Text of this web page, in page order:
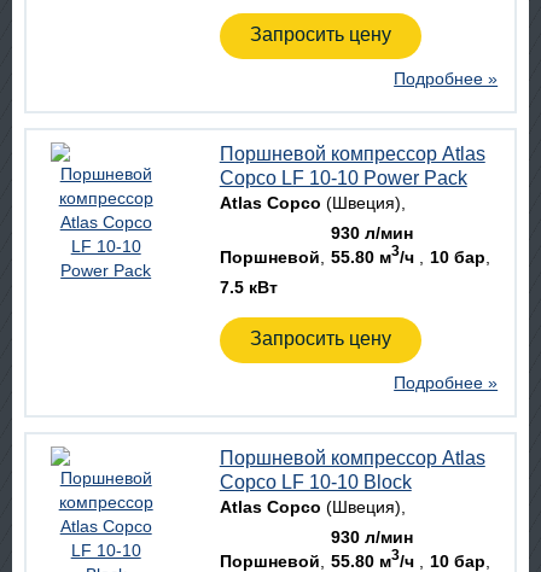
Запросить цену
Подробнее »
Поршневой компрессор Atlas
Copco LF 10-10 Power Pack
Atlas Copco (Швеция)
Поршневой
930 л/мин
55.80 м3/ч
10 бар
7.5 кВт
Запросить цену
Подробнее »
Поршневой компрессор Atlas
Copco LF 10-10 Block
Atlas Copco (Швеция)
Поршневой
930 л/мин
55.80 м3/ч
10 бар